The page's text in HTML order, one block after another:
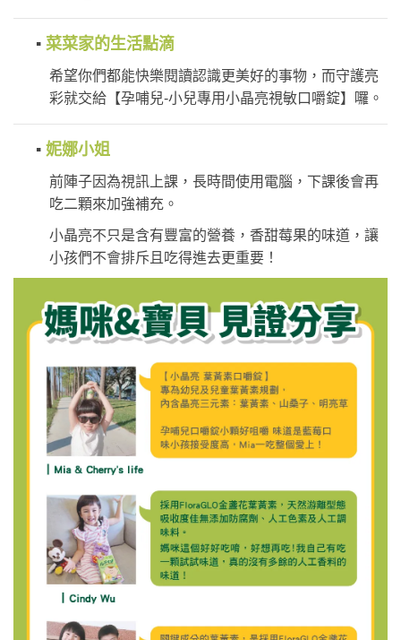
▪ 菜菜家的生活點滴
希望你們都能快樂閱讀認識更美好的事物，而守護亮
彩就交給【孕哺兒-小兒專用小晶亮視敏口嚼錠】囉。
▪ 妮娜小姐
前陣子因為視訊上課，長時間使用電腦，下課後會再
吃二顆來加強補充。
小晶亮不只是含有豐富的營養，香甜莓果的味道，讓
小孩們不會排斥且吃得進去更重要！